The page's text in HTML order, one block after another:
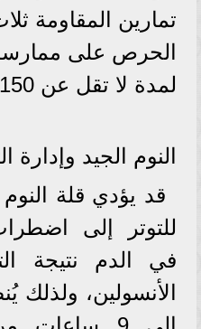
تمارين المقاومة
الحرص على
لمدة لا تقل عن 150 دقيقة أسبوعيًا.
النوم الجيد وإدارة
قد يؤدي قلة
للتوتر إلى
في الدم نتيجة